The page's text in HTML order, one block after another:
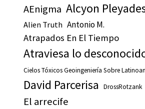
AEnigma Alcyon
Alien Truth Antonio M.
Atrapados En El Tiempo
Atraviesa lo
Cielos Tóxicos Geoingeniería Sobre
David Parcerisa DrossRotzank
El arrecife